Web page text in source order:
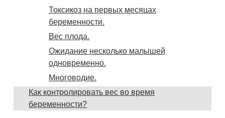
Токсикоз на первых месяцах
беременности.
Вес плода.
Ожидание несколько малышей
одновременно.
Многоводие.
Как контролировать вес во время
беременности?